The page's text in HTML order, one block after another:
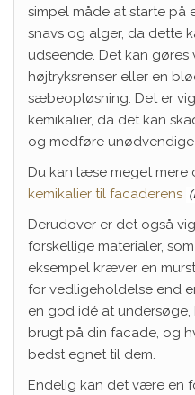
simpel måde at starte på
snavs og alger, da dette
udseende. Det kan
højtryksrenser eller en
sæbeopløsning. Det er
kemikalier, da det kan
og medføre
Du kan læse meget mere
kemikalier til facaderens
Derudover er det også
forskellige materialer,
eksempel kræver en
for vedligeholdelse end
en god idé at undersøge,
brugt på din facade, og
bedst egnet til dem.
Endelig kan det være en